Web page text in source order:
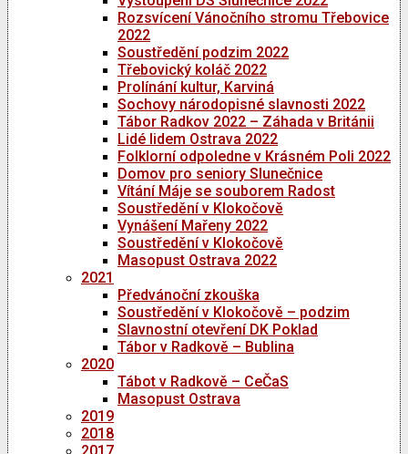
Rozsvícení Vánočního stromu Třebovice
2022
Soustředění podzim 2022
Třebovický koláč 2022
Prolínání kultur, Karviná
Sochovy národopisné slavnosti 2022
Tábor Radkov 2022 – Záhada v Británii
Lidé lidem Ostrava 2022
Folklorní odpoledne v Krásném Poli 2022
Domov pro seniory Slunečnice
Vítání Máje se souborem Radost
Soustředění v Klokočově
Vynášení Mařeny 2022
Soustředění v Klokočově
Masopust Ostrava 2022
2021
Předvánoční zkouška
Soustředění v Klokočově – podzim
Slavnostní otevření DK Poklad
Tábor v Radkově – Bublina
2020
Tábot v Radkově – CeČaS
Masopust Ostrava
2019
2018